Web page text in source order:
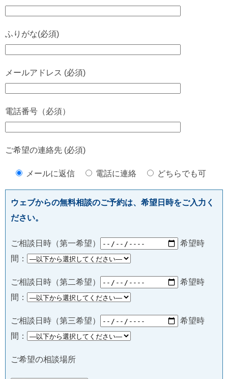
ふりがな(必須)
メールアドレス (必須)
電話番号（必須）
ご希望の連絡先 (必須)
メールに返信 電話に連絡 どちらでも可
ウェブからの無料相談のご予約は、希望日時をご入力く
ださい。
ご相談日時（第一希望）
希望時
間：
ご相談日時（第二希望）
希望時
間：
ご相談日時（第三希望）
希望時
間：
ご希望の相談場所